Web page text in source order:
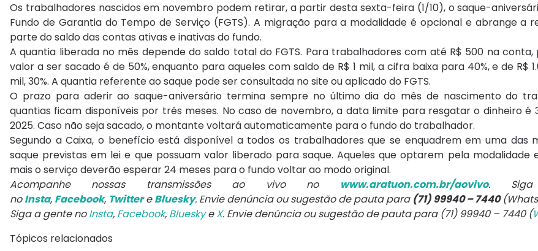
Os trabalhadores nascidos em novembro podem retirar, a partir desta sexta-feira (1/10), o saque-
Fundo de Garantia do Tempo de Serviço (FGTS). A migração para a modalidade é opcional e abrange a
parte do saldo das contas ativas e inativas do fundo.
A quantia liberada no mês depende do saldo total do FGTS. Para trabalhadores com até R$ 500 na conta,
valor a ser sacado é de 50%, enquanto para aqueles com saldo de R$ 1 mil, a cifra baixa para 40%, e de R$
mil, 30%. A quantia referente ao saque pode ser consultada no site ou aplicado do FGTS.
O prazo para aderir ao saque-aniversário termina sempre no último dia do mês de nascimento do
quantias ficam disponíveis por três meses. No caso de novembro, a data limite para resgatar o dinheiro é
2025. Caso não seja sacado, o montante voltará automaticamente para o fundo do trabalhador.
Segundo a Caixa, o benefício está disponível a todos os trabalhadores que se enquadrem em uma das
saque previstas em lei e que possuam valor liberado para saque. Aqueles que optarem pela modalidade
mais o serviço deverão esperar 24 meses para o fundo voltar ao modo original.
Acompanhe nossas transmissões ao vivo no
www.aratuon.com.br/aovivo.
noInsta, Facebook, TwittereBluesky. Envie denúncia ou sugestão de pauta para (71) 99940 – 7440
Siga a gente noInsta, Facebook, BlueskyeX. Envie denúncia ou sugestão de pauta para (71) 99940 – 7440 (
Tópicos relacionados